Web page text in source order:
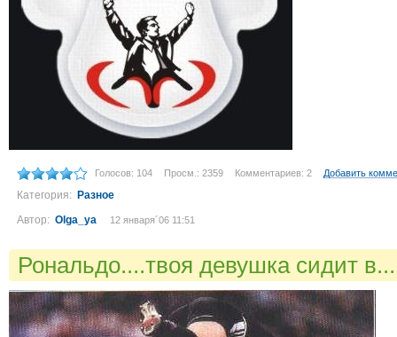
Голосов: 104 Просм.: 2359 Комментариев: 2 Добавить
Категория: Разное
Автор: Olga_ya 12 января´06 11:51
Рональдо....твоя девушка сидит